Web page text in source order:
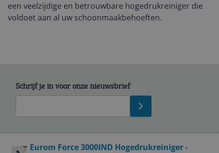
een veelzijdige en betrouwbare hogedrukreiniger die
voldoet aan al uw schoonmaakbehoeften.
Eurom Force 3000IND Hogedrukreiniger -
Schrijf je in voor onze nieuwsbrief